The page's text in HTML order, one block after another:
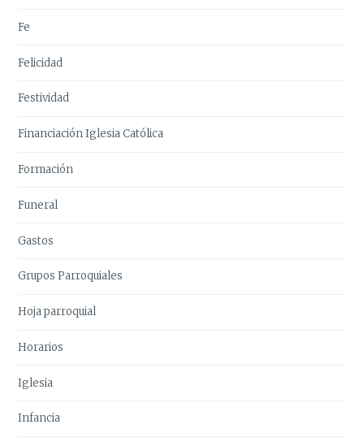
Fe
Felicidad
Festividad
Financiación Iglesia Católica
Formación
Funeral
Gastos
Grupos Parroquiales
Hoja parroquial
Horarios
Iglesia
Infancia